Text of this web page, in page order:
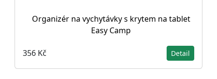
Organizér na vychytávky s krytem na tablet
Easy Camp
356 Kč Detail